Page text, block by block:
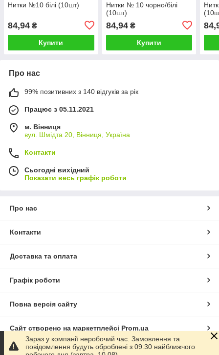
Нитки №10 білі (10шт)
84,94 ₴
Купити
Нитки № 10 чорно/білі
(10шт)
84,94₴
Купити
Про нас
99% позитивних з 140 відгуків за рік
Працює з 05.11.2021
м. Вінниця
вул. Шмідта 20, Вінниця, Україна
Контакти
Сьогодні вихідний
Показати весь графік роботи
Про нас
Контакти
Доставка та оплата
Графік роботи
Повна версія сайту
Сайт створено на маркетплейсі Prom.ua
Політика конфіденційності
Зараз у компанії неробочий час. Замовлення та
повідомлення будуть оброблені з 09:30 найближчого